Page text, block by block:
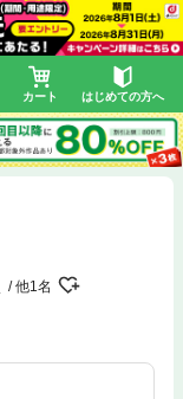
カート はじめての方へ
他1名